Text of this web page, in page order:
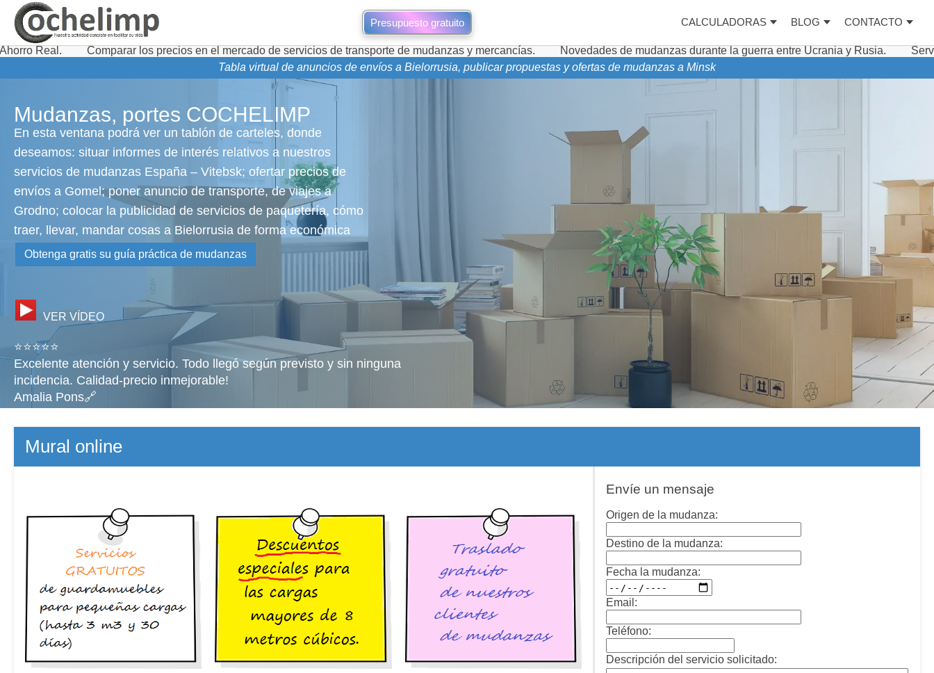
Presupuesto gratuito CALCULADORAS BLOG CONTACTO
Comparar los precios en el mercado de servicios de transporte de mudanzas y mercancías. Novedades de mudanzas durante la guerra entre Ucrania y Rusia.
Servicios
Tabla virtual de anuncios de envíos a Bielorrusia, publicar propuestas y ofertas de mudanzas a Minsk
Mudanzas, portes COCHELIMP
En esta ventana podrá ver un tablón de carteles, donde
deseamos: situar informes de interés relativos a nuestros
servicios de mudanzas España – Vitebsk; ofertar precios de
envíos a Gomel; poner anuncio de transporte, de viajes a
Grodno; colocar la publicidad de servicios de paquetería, cómo
traer, llevar, mandar cosas a Bielorrusia de forma económica
Obtenga gratis su guía práctica de mudanzas
VER VÍDEO
⭐⭐⭐⭐⭐
Excelente atención y servicio. Todo llegó según previsto y sin ninguna
incidencia. Calidad-precio inmejorable!
Amalia Pons🔗
Mural online
Envíe un mensaje
Origen de la mudanza:
Destino de la mudanza:
Fecha la mudanza:
Email:
Teléfono:
Descripción del servicio solicitado: